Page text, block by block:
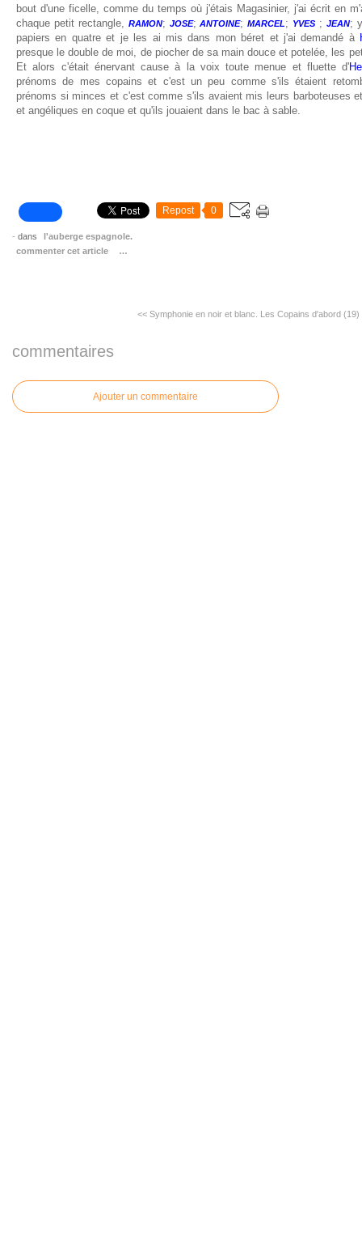
bout d'une ficelle, comme du temps où j'étais Magasinier, j'ai écrit en
chaque petit rectangle, RAMON; JOSE;ANTOINE;MARCEL; YVES ; JEAN;
papiers en quatre et je les ai mis dans mon béret et j'ai demandé à
presque le double de moi, de piocher de sa main douce et potelée, les
Et alors c'était énervant cause à la voix toute menue et fluette d'
prénoms de mes copains et c'est un peu comme s'ils étaient
prénoms si minces et c'est comme s'ils avaient mis leurs barboteuses
et angéliques en coque et qu'ils jouaient dans le bac à sable.
Repost 0
- dans
l'auberge espagnole.
commenter cet article
…
<< Symphonie en noir et blanc. Les Copains d'abord (19)
commentaires
Ajouter un commentaire